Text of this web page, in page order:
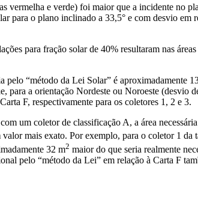
e verde) foi maior que a incidente no
para o plano inclinado a 33,5° e com desvio
para fração solar de 40% resultaram nas
“método da Lei Solar” é aproximadamente
a orientação Nordeste ou Noroeste (desvio
F, respectivamente para os coletores 1, 2 e 3.
um coletor de classificação A, a área
mais exato. Por exemplo, para o coletor 1
32 m2 maior do que seria realmente
pelo “método da Lei” em relação à Carta F